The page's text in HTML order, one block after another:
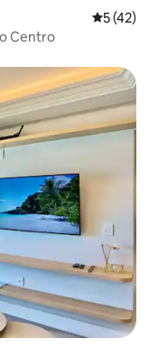
5 de uma
5 (42)
Apto familiar Wi-Fi Garagem Próximo Centro